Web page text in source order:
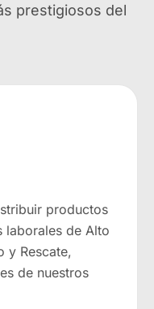
prestigiosos del
productos
laborales de Alto
y Rescate,
de nuestros